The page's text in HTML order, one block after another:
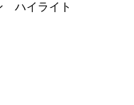
ハイライト